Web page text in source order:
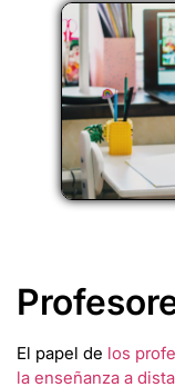
El papel de los
la enseñanza a